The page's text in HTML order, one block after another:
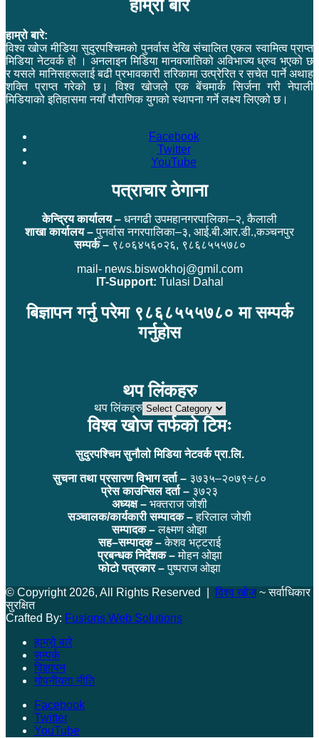
हाम्रो बारे
हाम्रो बारे:
विश्व खोज मीडिया सुदुरपश्चिमको पुनर्वास देखि संचालित एकल स्वामित्व प्राप्त
मिडिया नेटवर्क हो । अनलाइन मिडिया मानवजातिको अविभाज्य ध्रुव भएको छ
र यसले मानिसहरूलाई बढी प्रभावकारी तरिकामा उत्प्रेरित र सचेत पार्ने अथाह
शक्ति प्राप्त गरेको छ। विश्व खोजले एक बेंचमार्क सिर्जना गरी नेपाली
मिडियाको इतिहासमा नयाँ पौराणिक युगको स्थापना गर्ने लक्ष्य लिएको छ।
Facebook
Twitter
YouTube
पत्राचार ठेगाना
केन्द्रिय कार्यालय – धनगढी उपमहानगरपालिका–२, कैलाली
शाखा कार्यालय –पुनर्वास नगरपालिका–३, आई.बी.आर.डी.,कञ्चनपुर
सम्पर्क –९८०६४५६०२६, ९८६८५५५७८०
mail- news.biswokhoj@gmil.com
IT-Support: Tulasi Dahal
बिज्ञापन गर्नु परेमा ९८६८५५५७८० मा सम्पर्क
गर्नुहोस
थप लिंकहरु
थप लिंकहरु
विश्व खोज तर्फको टिमः
सुदुरपश्चिम सुनौलो मिडिया नेटवर्क प्रा.लि.
सुचना तथा प्रसारण विभाग दर्ता – ३७३५–२०७९÷८०
प्रेस काउन्सिल दर्ता – ३७२३
अध्यक्ष – भक्तराज जोशी
सञ्चालक/कार्यकारी सम्पादक –हरिलाल जोशी
सम्पादक –लक्ष्मण ओझा
सह–सम्पादक –केशव भट्टराई
प्रबन्धक निर्देशक –मोहन ओझा
फोटो पत्रकार –पुष्पराज ओझा
© Copyright 2026, All Rights Reserved | विश्व खोज~ सर्वाधिकार
सुरक्षित
Crafted By: Fusions Web Solutions
हाम्रो बारे
सम्पर्क
विज्ञापन
गोपनीयता नीति
Facebook
Twitter
YouTube